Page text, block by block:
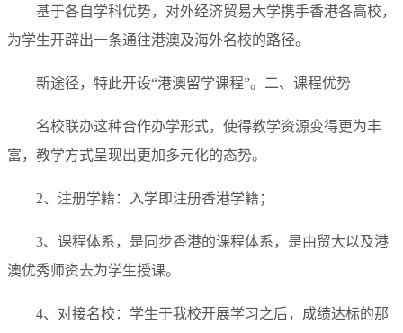
基于各自学科优势，对外经济贸易大学携手香港各高校，
为学生开辟出一条通往港澳及海外名校的路径。
新途径，特此开设“港澳留学课程”。二、课程优势
名校联办这种合作办学形式，使得教学资源变得更为丰
富，教学方式呈现出更加多元化的态势。
2、注册学籍：入学即注册香港学籍；
3、课程体系，是同步香港的课程体系，是由贸大以及港
澳优秀师资去为学生授课。
4、对接名校：学生于我校开展学习之后，成绩达标的那